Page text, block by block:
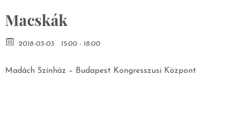
Macskák
2018-03-03 15:00 - 18:00
Madách Színház – Budapest Kongresszusi Központ